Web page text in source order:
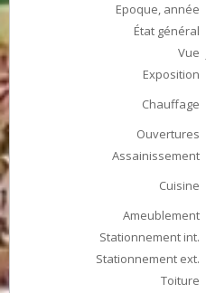
Epoque, année
État général
Vue
Exposition
Chauffage
Ouvertures
Assainissement
Cuisine
Ameublement
Stationnement int.
Stationnement ext.
Toiture